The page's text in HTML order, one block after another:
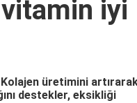
vitamin iyi
Kolajen üretimini
destekler, eksikliği